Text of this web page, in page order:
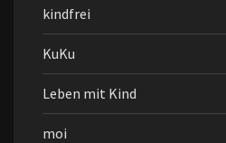
kindfrei
KuKu
Leben mit Kind
moi